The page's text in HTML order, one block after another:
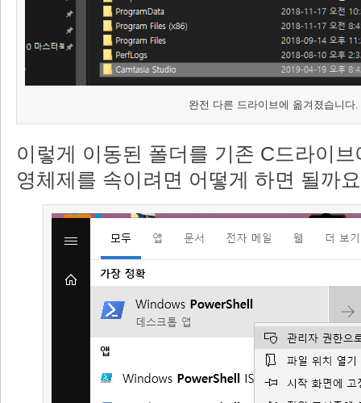
완전 다른 드라이브에 옮겨졌습니다.
이렇게 이동된 폴더를 기존 C드라이
영체제를 속이려면 어떻게 하면 될까